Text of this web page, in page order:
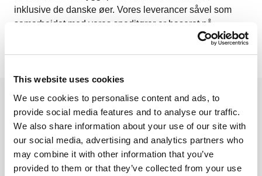
This website uses cookies
We use cookies to personalise content and ads, to
provide social media features and to analyse our traffic.
We also share information about your use of our site with
our social media, advertising and analytics partners who
may combine it with other information that you’ve
provided to them or that they’ve collected from your use
inklusive de danske øer. Vores leverancer såvel som
samarbejdet med vores speditører er baseret på
standarderne i de generelle tyske speditørbetingelser.
Yderligere tjenester